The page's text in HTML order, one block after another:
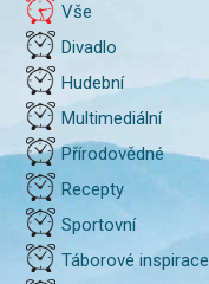
Vše
Divadlo
Hudební
Multimediální
Přírodovědné
Recepty
Sportovní
Táborové inspirace